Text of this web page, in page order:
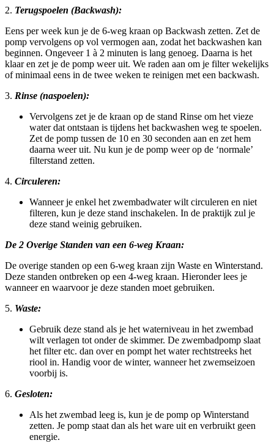
2. Terugspoelen (Backwash):
Eens per week kun je de 6-weg kraan op Backwash zetten. Zet de
pomp vervolgens op vol vermogen aan, zodat het backwashen kan
beginnen. Ongeveer 1 à 2 minuten is lang genoeg. Daarna is het
klaar en zet je de pomp weer uit. We raden aan om je filter wekelijks
of minimaal eens in de twee weken te reinigen met een backwash.
3. Rinse (naspoelen):
Vervolgens zet je de kraan op de stand Rinse om het vieze
water dat ontstaan is tijdens het backwashen weg te spoelen.
Zet de pomp tussen de 10 en 30 seconden aan en zet hem
daarna weer uit. Nu kun je de pomp weer op de ‘normale’
filterstand zetten.
4. Circuleren:
Wanneer je enkel het zwembadwater wilt circuleren en niet
filteren, kun je deze stand inschakelen. In de praktijk zul je
deze stand weinig gebruiken.
De 2 Overige Standen van een 6-weg Kraan:
De overige standen op een 6-weg kraan zijn Waste en Winterstand.
Deze standen ontbreken op een 4-weg kraan. Hieronder lees je
wanneer en waarvoor je deze standen moet gebruiken.
5. Waste:
Gebruik deze stand als je het waterniveau in het zwembad
wilt verlagen tot onder de skimmer. De zwembadpomp slaat
het filter etc. dan over en pompt het water rechtstreeks het
riool in. Handig voor de winter, wanneer het zwemseizoen
voorbij is.
6. Gesloten:
Als het zwembad leeg is, kun je de pomp op Winterstand
zetten. Je pomp staat dan als het ware uit en verbruikt geen
energie.